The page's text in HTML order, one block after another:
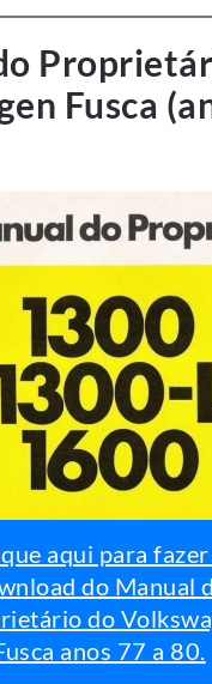
aqui para
do Manual
do
do
Fusca